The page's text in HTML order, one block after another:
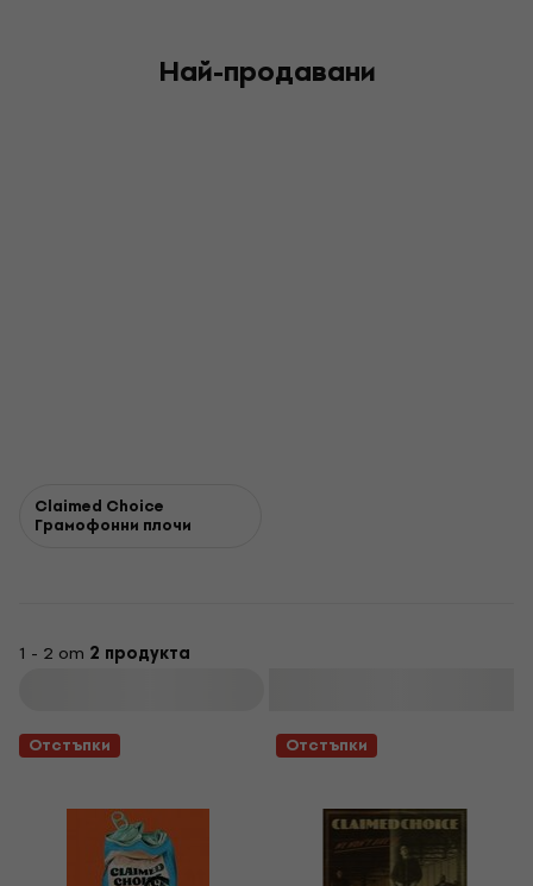
Най-продавани
Claimed Choice
Грамофонни плочи
1 - 2 от 2 продукта
Отстъпки Отстъпки